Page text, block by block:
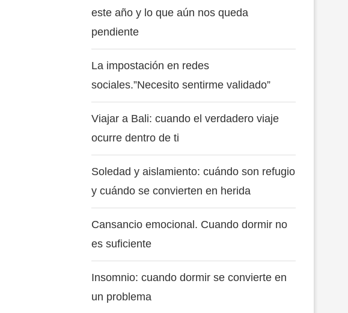
este año y lo que aún nos queda
pendiente
La impostación en redes
sociales.”Necesito sentirme validado”
Viajar a Bali: cuando el verdadero viaje
ocurre dentro de ti
Soledad y aislamiento: cuándo son refugio
y cuándo se convierten en herida
Cansancio emocional. Cuando dormir no
es suficiente
Insomnio: cuando dormir se convierte en
un problema